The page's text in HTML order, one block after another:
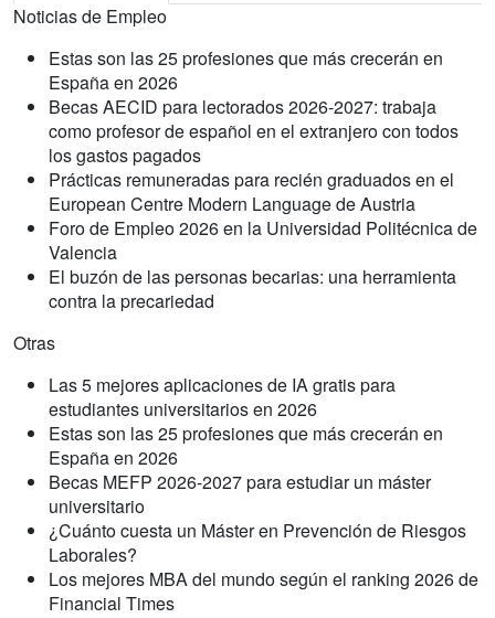
Noticias de Empleo
Estas son las 25 profesiones que más crecerán en
España en 2026
Becas AECID para lectorados 2026-2027: trabaja
como profesor de español en el extranjero con todos
los gastos pagados
Prácticas remuneradas para recién graduados en el
European Centre Modern Language de Austria
Foro de Empleo 2026 en la Universidad Politécnica de
Valencia
El buzón de las personas becarias: una herramienta
contra la precariedad
Otras
Las 5 mejores aplicaciones de IA gratis para
estudiantes universitarios en 2026
Estas son las 25 profesiones que más crecerán en
España en 2026
Becas MEFP 2026-2027 para estudiar un máster
universitario
¿Cuánto cuesta un Máster en Prevención de Riesgos
Laborales?
Los mejores MBA del mundo según el ranking 2026 de
Financial Times